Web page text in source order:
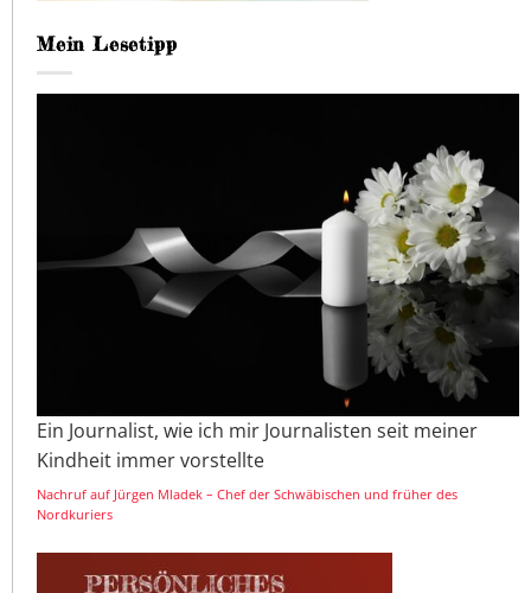
Mein Lesetipp
Ein Journalist, wie ich mir Journalisten seit meiner
Kindheit immer vorstellte
Nachruf auf Jürgen Mladek – Chef der Schwäbischen und früher des
Nordkuriers